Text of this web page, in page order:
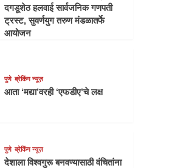
दगडूशेठ हलवाई सार्वजनिक गणपती
ट्रस्ट, सुवर्णयुग तरुण मंडळातर्फे
आयोजन
पुणे ब्रेकिंग न्यूज़
आता ‘मद्या’वरही ‘एफडीए’चे लक्ष
पुणे ब्रेकिंग न्यूज़
देशाला विश्वगुरू बनवण्यासाठी वंचितांना